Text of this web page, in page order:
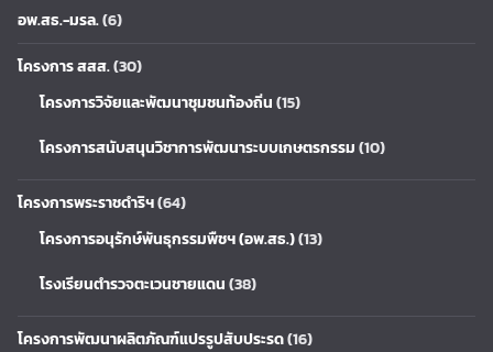
อพ.สธ.-มรล.(6)
โครงการ สสส.(30)
โครงการวิจัยและพัฒนาชุมชนท้องถิ่น(15)
โครงการสนับสนุนวิชาการพัฒนาระบบเกษตรกรรม(10)
โครงการพระราชดำริฯ(64)
โครงการอนุรักษ์พันธุกรรมพืชฯ (อพ.สธ.)(13)
โรงเรียนตำรวจตะเวนชายแดน(38)
โครงการพัฒนาผลิตภัณฑ์แปรรูปสับประรด(16)